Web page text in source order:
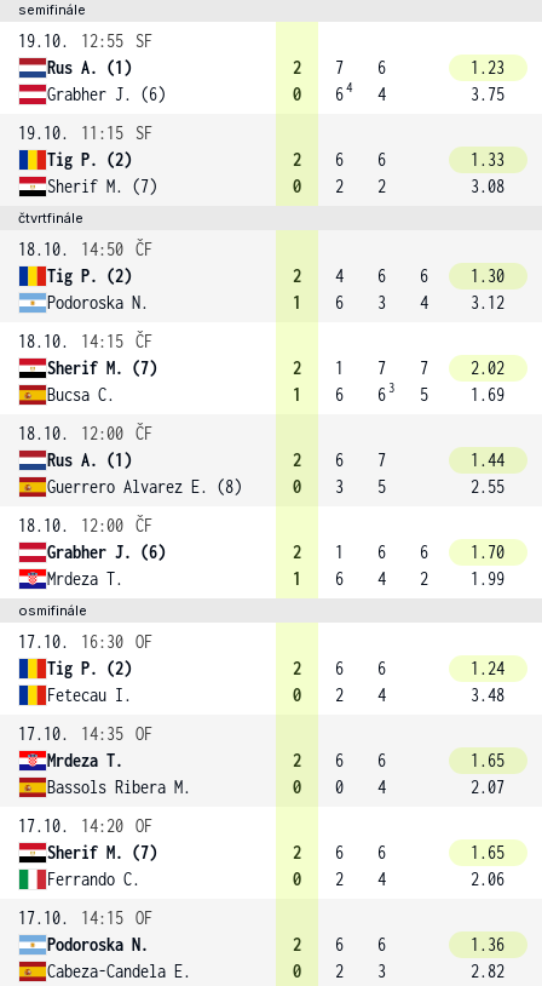
semifinále
19.10. 12:55
SF
Rus A. (1)
Grabher J. (6)
2
0
7
64
6
4
1.23
3.75
19.10.
11:15
SF
Tig P. (2)
Sherif M. (7)
2
0
6
2
6
2
1.33
3.08
čtvrtfinále
18.10. 14:50 ČF
Tig P. (2)
Podoroska N.
2
1
4
6
6
3
6
4
1.30
3.12
18.10.
14:15 ČF
Sherif M. (7)
Bucsa C.
2
1
1
6
7
6 3
7
5
2.02
1.69
18.10.
12:00 ČF
Rus A. (1)
Guerrero Alvarez E. (8)
2
0
6
3
7
5
1.44
2.55
18.10.
12:00 ČF
Grabher J. (6)
Mrdeza T.
2
1
1
6
6
4
6
2
1.70
1.99
osmifinále
17.10. 16:30 OF
Tig P. (2)
Fetecau I.
2
0
6
2
6
4
1.24
3.48
17.10.
14:35 OF
Mrdeza T.
Bassols Ribera M.
2
0
6
0
6
4
1.65
2.07
17.10.
14:20 OF
Sherif M. (7)
Ferrando C.
2
0
6
2
6
4
1.65
2.06
17.10.
14:15 OF
Podoroska N.
Cabeza-Candela E.
2
0
6
2
6
3
1.36
2.82